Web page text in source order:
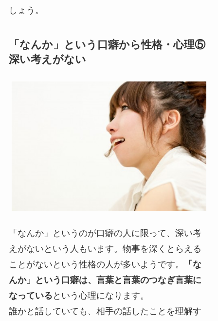
しょう。
「なんか」という口癖から性格・心理⑤
深い考えがない
「なんか」というのが口癖の人に限って、深い考
えがないという人もいます。物事を深くとらえる
ことがないという性格の人が多いようです。
「な
んか」という口癖は、言葉と言葉のつなぎ言葉に
なっている という心理になります。
誰かと話していても、相手の話したことを理解す